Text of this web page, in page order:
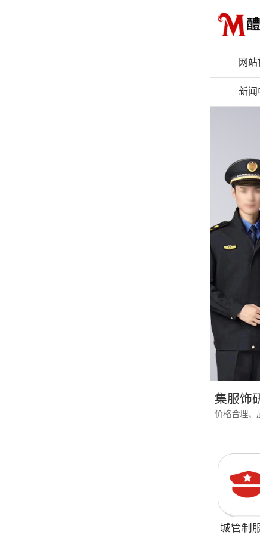
网
新闻
集服饰
价格合理、
城管制